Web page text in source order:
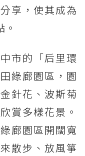
享，使其成為
市的「后里環
綠廊園區，園
針花、波斯菊
賞多樣花景。
廊園區開闊寬
散步、放風箏